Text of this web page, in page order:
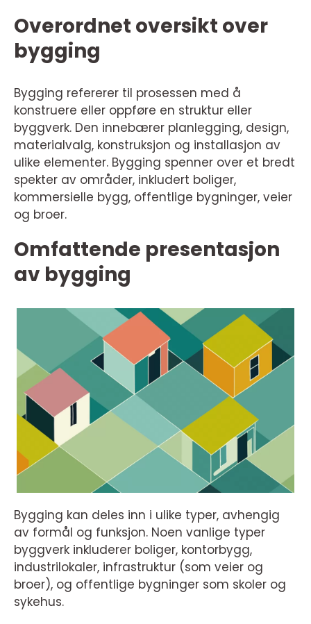
Overordnet oversikt over
bygging
Bygging refererer til prosessen med å
konstruere eller oppføre en struktur eller
byggverk. Den innebærer planlegging, design,
materialvalg, konstruksjon og installasjon av
ulike elementer. Bygging spenner over et bredt
spekter av områder, inkludert boliger,
kommersielle bygg, offentlige bygninger, veier
og broer.
Omfattende presentasjon
av bygging
Bygging kan deles inn i ulike typer, avhengig
av formål og funksjon. Noen vanlige typer
byggverk inkluderer boliger, kontorbygg,
industrilokaler, infrastruktur (som veier og
broer), og offentlige bygninger som skoler og
sykehus.